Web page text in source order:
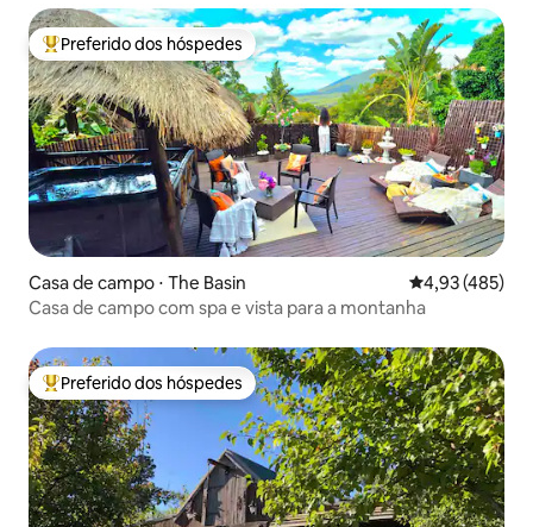
Entre os melhores preferidos dos hóspedes
Preferido dos hóspedes
Casa de campo ⋅ The Basin 4,93 de uma
4,93 (485)
Casa de campo com spa e vista para a montanha
Entre os melhores preferidos dos hóspedes
Preferido dos hóspedes